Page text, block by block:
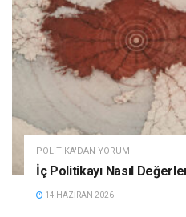
POLITIKA'DAN YORUM
İç Politikayı Nasıl
14 HAZIRAN 2026